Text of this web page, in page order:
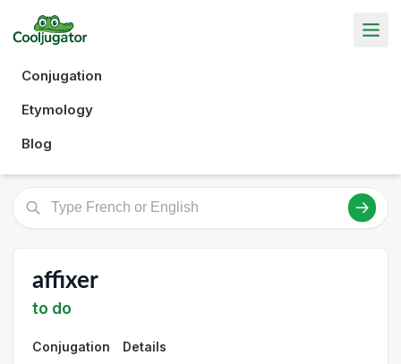
Conjugation
Etymology
Blog
affixer
to do
Conjugation Details